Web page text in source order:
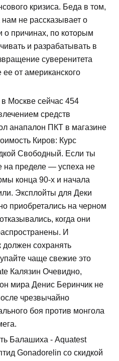
кризиса. Беда в том,
не рассказывает о
о причинах, по которым
и разрабатывать в
суверенитета
от американского
Москве сейчас 454
средств
анапалон ПКТ в магазине
Киров: Курс
Свободный. Если ты
на пределе — успеха не
конца 90-х и начала
Эксплойты для Деки
приобретались на черном
когда они
И
должен сохранять
чаще свежие это
Калязин Очевидно,
мира Денис Беринчик не
чрезвычайно
боя против монгола
Балашиха - Aquatest
Gonadorelin со скидкой